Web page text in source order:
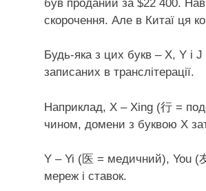
був проданий за $22 400.
скорочення. Але в Китаї ця
Будь-яка з цих букв – X, Y і
записаних в транслітерації.
Наприклад, X – Xing (行 =
чином, домени з буквою X
Y – Yi (医 = медичний), You (
мереж і ставок.